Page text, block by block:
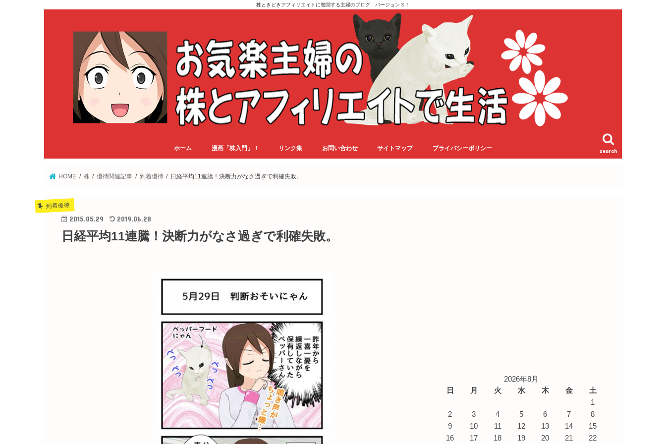
株ときどきアフィリエイトに奮闘する主婦のブログ バージョン３！
search
ホーム 漫画「株入門」！ リンク集 お問い合わせ サイトマップ プライバシーポリシー
HOME 株 優待関連記事 到着優待 日経平均11連騰！決断力がなさ過ぎで利確失敗。
到着優待
2015.05.29 2019.06.28
日経平均11連騰！決断力がなさ過ぎで利確失敗。
2026年8月
日
月 火 水 木 金
土
1
2
3 4 5 6 7
8
9
10 11 12 13 14
15
16
17 18 19 20 21 22